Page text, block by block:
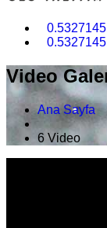
Video
Ana Sayfa
6 Video